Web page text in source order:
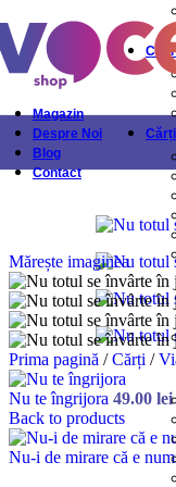
Skip to navigationSkip
Magazin
Despre Noi
Blog
Contact
Cărți
Mărește imaginea
Prima pagină / Cărți /
Nu te îngrijora 49.00 lei
Back to products
Nu-i de mirare că e